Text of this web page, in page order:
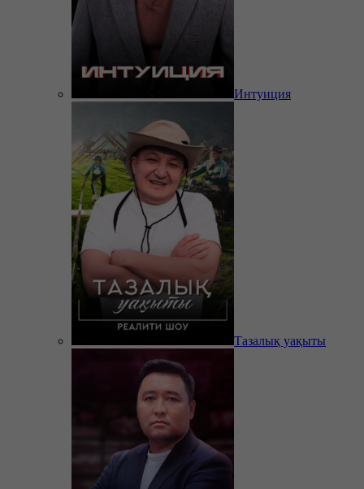
Интуиция
Тазалық уақыты